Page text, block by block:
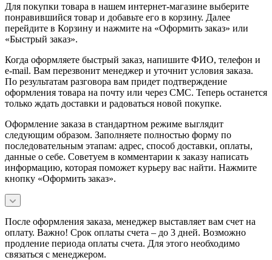
Для покупки товара в нашем интернет-магазине выберите
понравившийся товар и добавьте его в корзину. Далее
перейдите в Корзину и нажмите на «Оформить заказ» или
«Быстрый заказ».
Когда оформляете быстрый заказ, напишите ФИО, телефон и
e-mail. Вам перезвонит менеджер и уточнит условия заказа.
По результатам разговора вам придет подтверждение
оформления товара на почту или через СМС. Теперь останется
только ждать доставки и радоваться новой покупке.
Оформление заказа в стандартном режиме выглядит
следующим образом. Заполняете полностью форму по
последовательным этапам: адрес, способ доставки, оплаты,
данные о себе. Советуем в комментарии к заказу написать
информацию, которая поможет курьеру вас найти. Нажмите
кнопку «Оформить заказ».
После оформления заказа, менеджер выставляет вам счет на
оплату. Важно! Срок оплаты счета – до 3 дней. Возможно
продление периода оплаты счета. Для этого необходимо
связаться с менеджером.